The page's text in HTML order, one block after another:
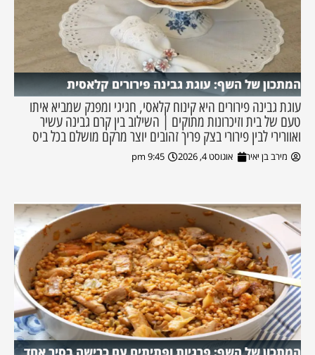
המתכון של השף: עוגת גבינה פירורים קלאסית
עוגת גבינה פירורים היא קינוח קלאסי, חגיגי ומפנק שמביא איתו
טעם של בית וזיכרונות מתוקים | השילוב בין קרם גבינה עשיר
ואוורירי לבין פירורי בצק פריך זהובים יוצר מרקם מושלם בכל ביס
מירב בן יאיר אוגוסט 4, 2026 9:45 pm